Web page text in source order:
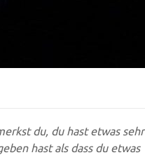
du, du hast etwas sehr
hast als dass du etwas